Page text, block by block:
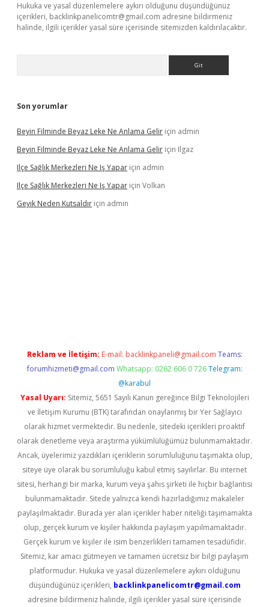
Hukuka ve yasal düzenlemelere aykırı olduğunu düşündüğünüz
içerikleri, backlinkpanelicomtr@gmail.com adresine bildirmeniz
halinde, ilgili içerikler yasal süre içerisinde sitemizden kaldırılacaktır.
Son yorumlar
Beyin Filminde Beyaz Leke Ne Anlama Gelir için admin
Beyin Filminde Beyaz Leke Ne Anlama Gelir için Ilgaz
Ilçe Sağlık Merkezleri Ne Iş Yapar için admin
Ilçe Sağlık Merkezleri Ne Iş Yapar için Volkan
Geyik Neden Kutsaldır için admin
Reklam ve İletişim: E-mail: backlinkpaneli@gmail.com Teams:
forumhizmeti@gmail.com Whatsapp: 0262 606 0 726 Telegram:
@karabul
Yasal Uyarı: Sitemiz, 5651 Sayılı Kanun gereğince Bilgi Teknolojileri
ve İletişim Kurumu (BTK) tarafından onaylanmış bir Yer Sağlayıcı
olarak hizmet vermektedir. Bu nedenle, sitedeki içerikleri proaktif
olarak denetleme veya araştırma yükümlülüğümüz bulunmamaktadır.
Ancak, üyelerimiz yazdıkları içeriklerin sorumluluğunu taşımakta olup,
siteye üye olarak bu sorumluluğu kabul etmiş sayılırlar. Bu internet
sitesi, herhangi bir marka, kurum veya şahıs şirketi ile hiçbir bağlantısı
bulunmamaktadır. Sitede yalnızca kendi hazırladığımız makaleler
paylaşılmaktadır. Burada yer alan içerikler haber niteliği taşımamakta
olup, gerçek kurum ve kişiler hakkında paylaşım yapılmamaktadır.
Gerçek kurum ve kişiler ile isim benzerlikleri tamamen tesadüfidir.
Sitemiz, kar amacı gütmeyen ve tamamen ücretsiz bir bilgi paylaşım
platformudur. Hukuka ve yasal düzenlemelere aykırı olduğunu
düşündüğünüz içerikleri, backlinkpanelicomtr@gmail.com
adresine bildirmeniz halinde, ilgili içerikler yasal süre içerisinde